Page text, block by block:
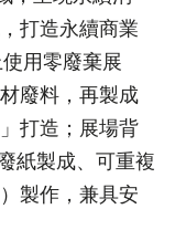
打造永續商業
用零廢棄展
廢料，再製成
打造；展場背
紙製成、可重複
製作，兼具安